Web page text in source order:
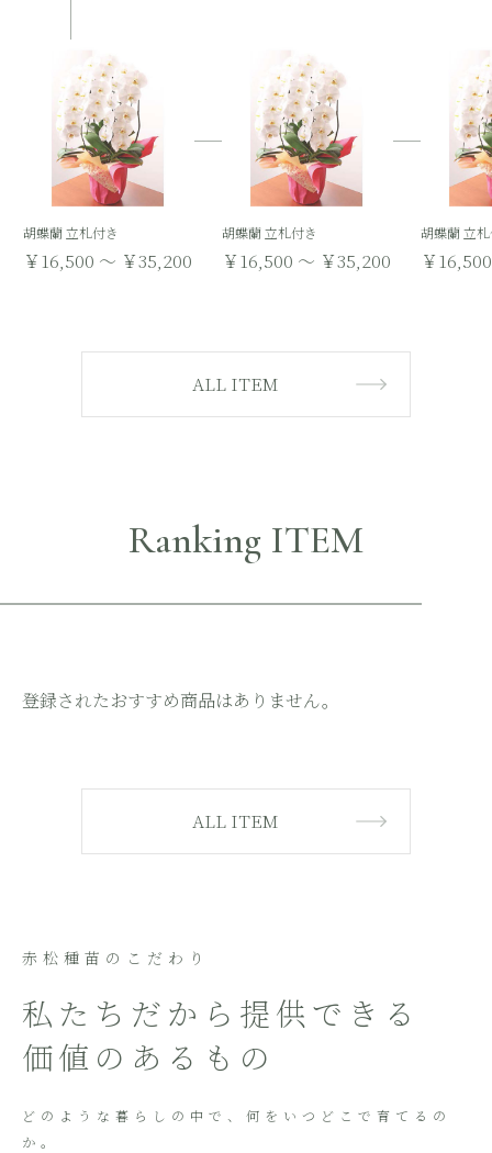
胡蝶蘭 立札付き
￥16,500 ～ ￥35,200
胡蝶蘭 立札付き
￥16,500 ～ ￥35,200
胡蝶蘭 立
￥
ALL ITEM
Ranking ITEM
登録されたおすすめ商品はありません。
ALL ITEM
赤松種苗のこだわり
私たちだから提供できる
価値のあるもの
どのような暮らしの中で、何をいつどこで育てるの
か。